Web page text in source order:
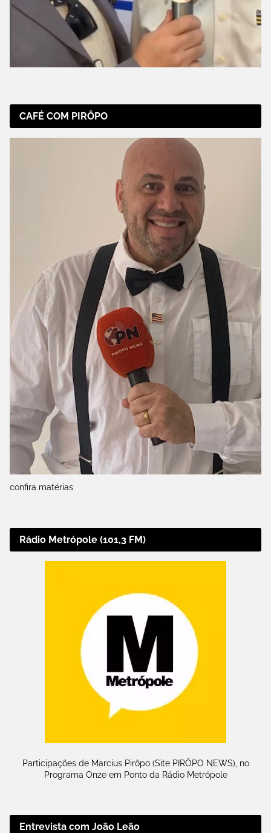
CAFÉ COM PIRÔPO
confira matérias
Rádio Metrópole (101,3 FM)
Participações de Marcius Pirôpo (Site PIRÔPO NEWS), no
Programa Onze em Ponto da Rádio Metrópole
Entrevista com João Leão